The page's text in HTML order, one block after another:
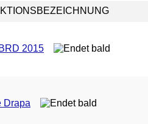
2015
Drapa